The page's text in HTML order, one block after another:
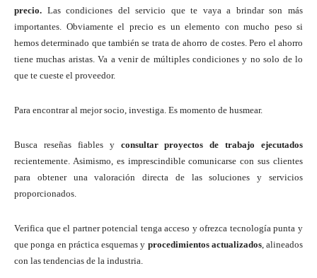
precio. Las condiciones del servicio que te vaya a brindar son más
importantes. Obviamente el precio es un elemento con mucho peso si
hemos determinado que también se trata de ahorro de costes. Pero el ahorro
tiene muchas aristas. Va a venir de múltiples condiciones y no solo de lo
que te cueste el proveedor.
Para encontrar al mejor socio, investiga. Es momento de husmear.
Busca reseñas fiables y consultar proyectos de trabajo ejecutados
recientemente. Asimismo, es imprescindible comunicarse con sus clientes
para obtener una valoración directa de las soluciones y servicios
proporcionados.
Verifica que el partner potencial tenga acceso y ofrezca tecnología punta y
que ponga en práctica esquemas y procedimientos actualizados, alineados
con las tendencias de la industria.